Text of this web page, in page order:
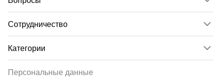
Сотрудничество
Категории
Персональные данные